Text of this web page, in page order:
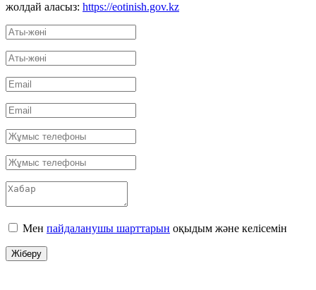
жолдай аласыз: https://eotinish.gov.kz
Мен пайдаланушы шарттарын оқыдым және келісемін
Жіберу